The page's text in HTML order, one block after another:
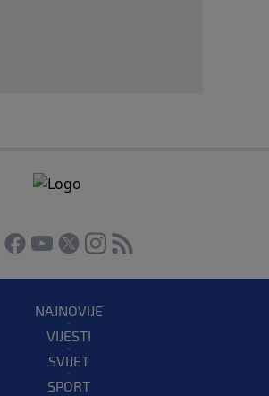
NAJNOVIJE
VIJESTI
SVIJET
SPORT